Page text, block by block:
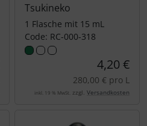
Tsukineko
1 Flasche mit 15 mL
Code: RC-000-318
4,20 €
280,00 € pro L
inkl. 19 % MwSt. zzgl. Versandkosten